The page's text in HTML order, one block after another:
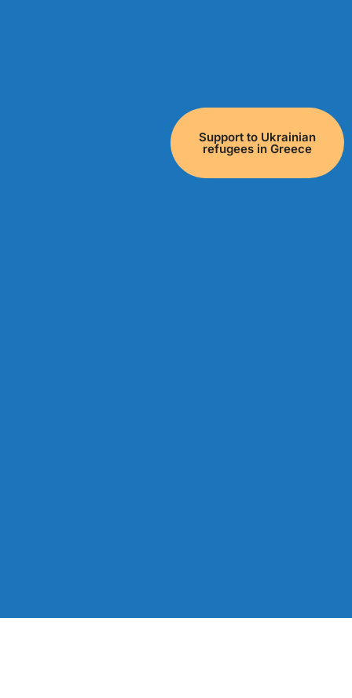
Support to Ukrainian
refugees in Greece